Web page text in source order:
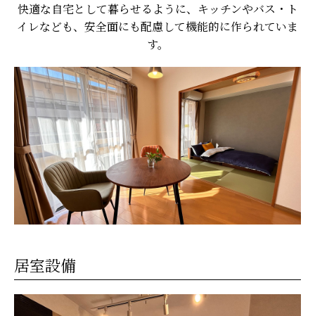
快適な自宅として暮らせるように、キッチンやバス・ト
イレなども、安全面にも配慮して機能的に作られていま
す。
居室設備